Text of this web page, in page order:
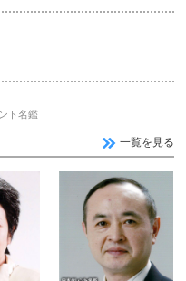
ト名鑑
一覧を見る